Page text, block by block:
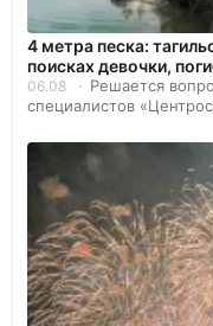
4 метра песка:
поисках девочки,
06.08
Решается
специалистов